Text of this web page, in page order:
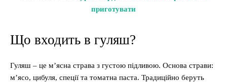
приготувати
Що входить в гуляш?
Гуляш – це м’ясна страва з густою підливою. Основа страви:
м’ясо, цибуля, спеції та томатна паста. Традиційно беруть